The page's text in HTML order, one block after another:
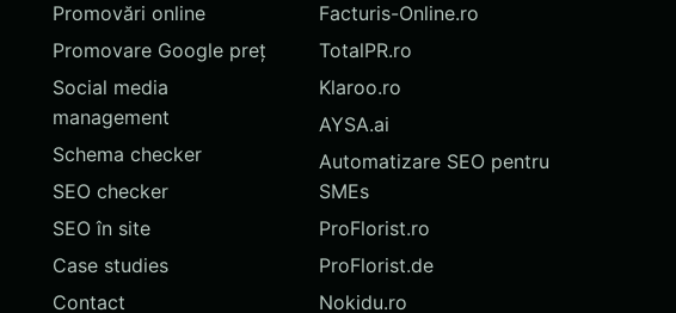
Promovări online
Promovare Google preț
Social media
management
Schema checker
SEO checker
SEO în site
Case studies
Contact
Facturis-Online.ro
TotalPR.ro
Klaroo.ro
AYSA.ai
Automatizare SEO pentru
SMEs
ProFlorist.ro
ProFlorist.de
Nokidu.ro